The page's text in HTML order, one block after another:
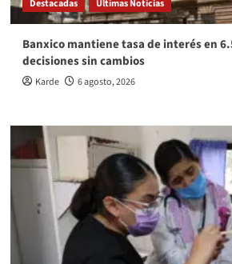
Destacadas Últimas Noticias
Banxico mantiene tasa de interés en
decisiones sin cambios
Karde 6 agosto, 2026